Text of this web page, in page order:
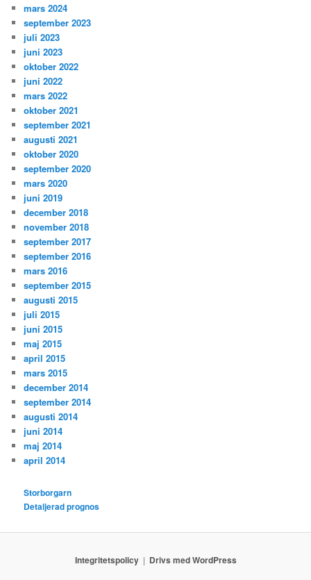
mars 2024
september 2023
juli 2023
juni 2023
oktober 2022
juni 2022
mars 2022
oktober 2021
september 2021
augusti 2021
oktober 2020
september 2020
mars 2020
juni 2019
december 2018
november 2018
september 2017
september 2016
mars 2016
september 2015
augusti 2015
juli 2015
juni 2015
maj 2015
april 2015
mars 2015
december 2014
september 2014
augusti 2014
juni 2014
maj 2014
april 2014
Storborgarn
Detaljerad prognos
Integritetspolicy Drivs med WordPress